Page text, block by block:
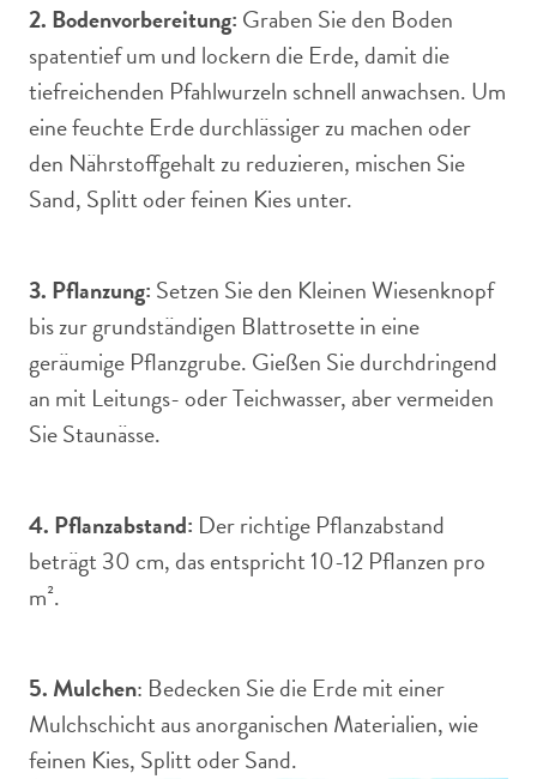
2. Bodenvorbereitung: Graben Sie den Boden
spatentief um und lockern die Erde, damit die
tiefreichenden Pfahlwurzeln schnell anwachsen. Um
eine feuchte Erde durchlässiger zu machen oder
den Nährstoffgehalt zu reduzieren, mischen Sie
Sand, Splitt oder feinen Kies unter.
3. Pflanzung: Setzen Sie den Kleinen Wiesenknopf
bis zur grundständigen Blattrosette in eine
geräumige Pflanzgrube. Gießen Sie durchdringend
an mit Leitungs- oder Teichwasser, aber vermeiden
Sie Staunässe.
4. Pflanzabstand: Der richtige Pflanzabstand
beträgt 30 cm, das entspricht 10-12 Pflanzen pro
m².
5. Mulchen: Bedecken Sie die Erde mit einer
Mulchschicht aus anorganischen Materialien, wie
feinen Kies, Splitt oder Sand.